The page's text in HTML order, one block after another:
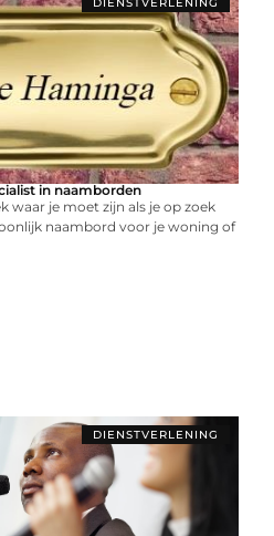
in naamborden
waar je moet zijn als je op zoek
naambord voor je woning of
DIENSTVERLENING